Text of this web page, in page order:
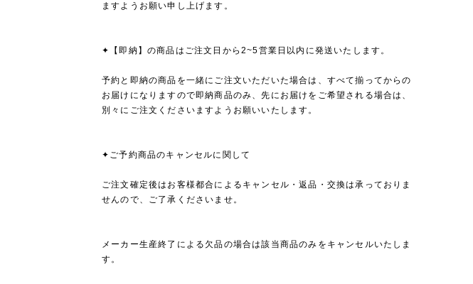
ますようお願い申し上げます。
✦【即納】の商品はご注文日から2~5営業日以内に発送いたします。
予約と即納の商品を一緒にご注文いただいた場合は、すべて揃ってからの
お届けになりますので即納商品のみ、先にお届けをご希望される場合は、
別々にご注文くださいますようお願いいたします。
✦ご予約商品のキャンセルに関して
ご注文確定後はお客様都合によるキャンセル・返品・交換は承っておりま
せんので、ご了承くださいませ。
メーカー生産終了による欠品の場合は該当商品のみをキャンセルいたしま
す。